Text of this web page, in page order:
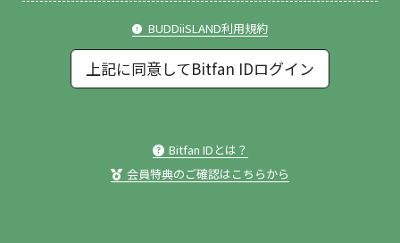
BUDDiiSLAND利用規約
上記に同意してBitfan IDログイン
Bitfan IDとは？
会員特典のご確認はこちらから